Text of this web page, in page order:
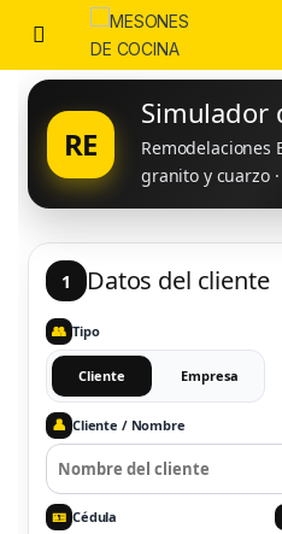
Skip to navigation
Skip to content
RE
Simulador
Remodelaciones
granito y cuarzo
1 Datos del cliente
👥 Tipo
Cliente Empresa
👤 Cliente / Nombre
🪪 Cédula